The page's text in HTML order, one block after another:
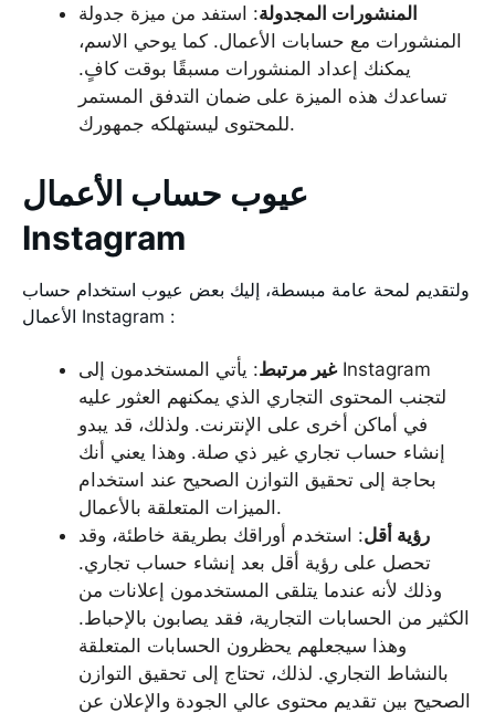
المنشورات المجدولة: استفد من ميزة جدولة
المنشورات مع حسابات الأعمال. كما يوحي الاسم،
يمكنك إعداد المنشورات مسبقًا بوقت كافٍ.
تساعدك هذه الميزة على ضمان التدفق المستمر
للمحتوى ليستهلكه جمهورك.
عيوب حساب الأعمال
Instagram
ولتقديم لمحة عامة مبسطة، إليك بعض عيوب استخدام حساب
الأعمال Instagram :
غير مرتبط: يأتي المستخدمون إلى Instagram
لتجنب المحتوى التجاري الذي يمكنهم العثور عليه
في أماكن أخرى على الإنترنت. ولذلك، قد يبدو
إنشاء حساب تجاري غير ذي صلة. وهذا يعني أنك
بحاجة إلى تحقيق التوازن الصحيح عند استخدام
الميزات المتعلقة بالأعمال.
رؤية أقل: استخدم أوراقك بطريقة خاطئة، وقد
تحصل على رؤية أقل بعد إنشاء حساب تجاري.
وذلك لأنه عندما يتلقى المستخدمون إعلانات من
الكثير من الحسابات التجارية، فقد يصابون بالإحباط.
وهذا سيجعلهم يحظرون الحسابات المتعلقة
بالنشاط التجاري. لذلك، تحتاج إلى تحقيق التوازن
الصحيح بين تقديم محتوى عالي الجودة والإعلان عن